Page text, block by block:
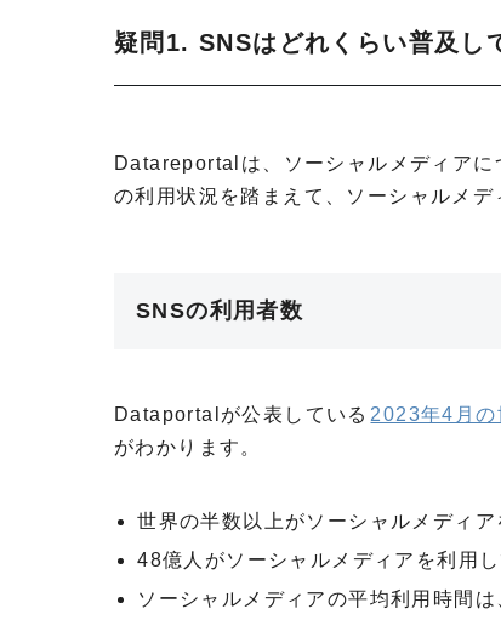
疑問1. SNSはどれくらい普及し
Datareportalは、ソーシャルメディア
の利用状況を踏まえて、ソーシャルメ
SNSの利用者数
Dataportalが公表している 2023年4月の
がわかります。
世界の半数以上がソーシャルメディア
48億人がソーシャルメディアを利用
ソーシャルメディアの平均利用時間